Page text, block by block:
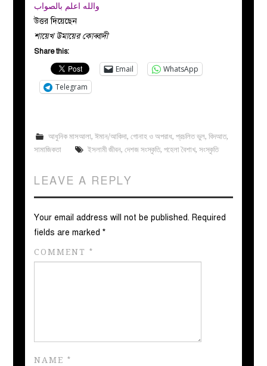
والله اعلم بالصواب
উত্তর দিয়েছেন
শায়েখ উমায়ের কোব্বাদী
Share this:
Email
WhatsApp
Telegram
আধুনিক মাসআলা, ঈমান/আকিদা, গোনাহ ও অপরাধ, প্রচলিত ভুল, বিদআত,
সামাজিকতা
ইসলামী জীবন, দেশজ সংস্কৃতি, পহেলা বৈশাখ, সংস্কৃতি
LEAVE A REPLY
Your email address will not be published. Required
fields are marked*
COMMENT*
NAME*